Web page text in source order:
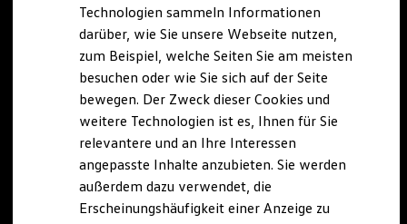
Nachhaltigkeit
Technologie
Kosten und Kauf
Verbrauchskosten
Kaufoptionen
E-Auto-Förderung
Software und Konnektivität
Die ID. Software 6
ID. Software Versionen und Updates
Digitale Extras
Schnittstellen zu Ihrem ID.
Marke und Erlebnis
Technologien sammeln Informationen
darüber, wie Sie unsere Webseite nutzen,
zum Beispiel, welche Seiten Sie am meisten
besuchen oder wie Sie sich auf der Seite
bewegen. Der Zweck dieser Cookies und
weitere Technologien ist es, Ihnen für Sie
relevantere und an Ihre Interessen
angepasste Inhalte anzubieten. Sie werden
außerdem dazu verwendet, die
Erscheinungshäufigkeit einer Anzeige zu